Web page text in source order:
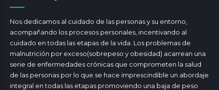
Nos dedicamos al cuidado de las personas y su entorno,
acompañando los procesos personales, incentivando al
cuidado en todas las etapas de la vida. Los problemas de
malnutrición por exceso(sobrepeso y obesidad) acarrean una
serie de enfermedades crónicas que comprometen la salud
de las personas por lo que se hace imprescindible un abordaje
integral en todas las etapas promoviendo una baja de peso